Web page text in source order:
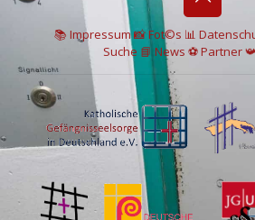
📚 Impressum📸Fot©s 📊
Suche 📘 News ⚽Partner